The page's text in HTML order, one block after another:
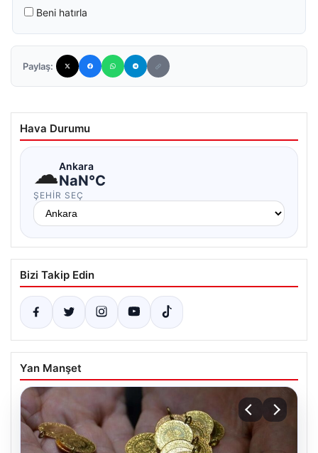
Beni hatırla
Paylaş:
Hava Durumu
☁Ankara
NaN°C
ŞEHIR SEÇ
Bizi Takip Edin
Yan Manşet